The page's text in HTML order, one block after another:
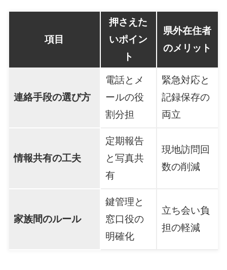
項目
押さえた
いポイン
ト
県外在住者
のメリット
連絡手段の選び方
電話とメ
ールの役
割分担
緊急対応と
記録保存の
両立
情報共有の工夫
定期報告
と写真共
有
現地訪問回
数の削減
家族間のルール
鍵管理と
窓口役の
明確化
立ち会い負
担の軽減